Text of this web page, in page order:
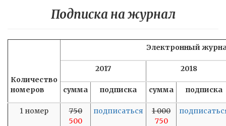
Подписка на журнал
Количество
номеров
Электронный
2017 2018
сумма подписка сумма подписка
1 номер
750
500
подписаться
1 000
750